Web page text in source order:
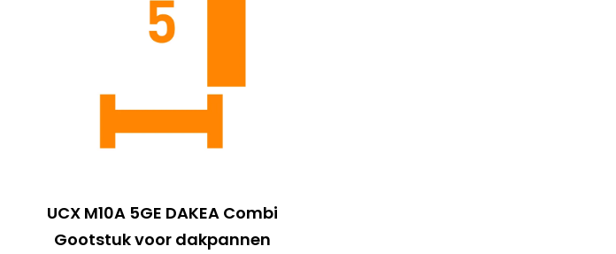
UCX M10A 5GE DAKEA Combi
Gootstuk voor dakpannen